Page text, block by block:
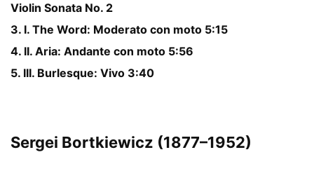
Violin Sonata No. 2
3. I. The Word: Moderato con moto 5:15
4. II. Aria: Andante con moto 5:56
5. III. Burlesque: Vivo 3:40
Sergei Bortkiewicz (1877–1952)